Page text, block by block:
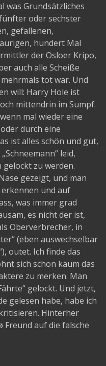
was Grundsätzliches
oder sechster
gefallenen,
hundert Mal
der Osloer Kripo,
auch alle Scheiße
tot war. Und
will: Harry Hole ist
mittendrin im Sumpf.
mal wieder eine
durch eine
ist alles schön und gut,
leid,
zu werden.
gezeigt, und man
erkennen und auf
was immer grad
es nicht der ist,
Oberverbrecher, in
(eben auswechselbar
outet. Ich finde das
sich schon kaum das
zu merken. Man
gelockt. Und jetzt,
gelesen habe, habe ich
Hinterher
Freund auf die falsche